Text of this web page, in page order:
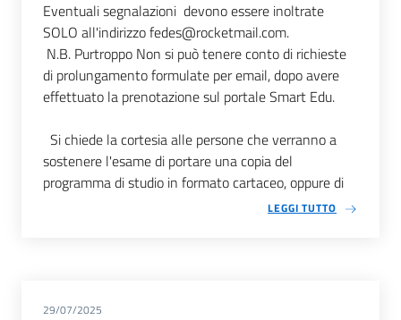
Eventuali segnalazioni devono essere inoltrate
SOLO all'indirizzo fedes@rocketmail.com.
N.B. Purtroppo Non si può tenere conto di richieste
di prolungamento formulate per email, dopo avere
effettuato la prenotazione sul portale Smart Edu.
Si chiede la cortesia alle persone che verranno a
sostenere l'esame di portare una copia del
programma di studio in formato cartaceo, oppure di
LEGGI TUTTO
29/07/2025